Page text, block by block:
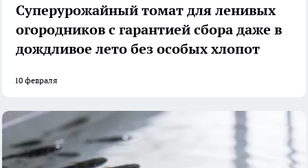
Суперурожайный томат для ленивых
огородников с гарантией сбора даже в
дождливое лето без особых хлопот
10 февраля